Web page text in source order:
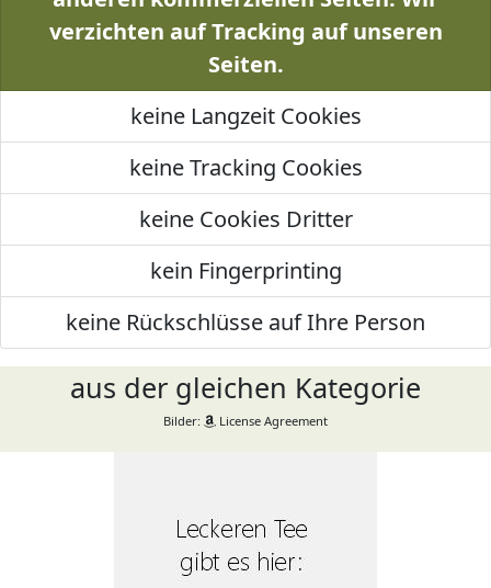
verzichten auf Tracking auf unseren
Seiten.
keine Langzeit Cookies
keine Tracking Cookies
keine Cookies Dritter
kein Fingerprinting
keine Rückschlüsse auf Ihre Person
aus der gleichen Kategorie
Bilder: License Agreement